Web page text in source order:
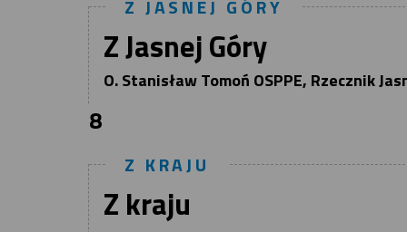
Z JASNEJ GÓRY
Z Jasnej Góry
O. Stanisław Tomoń OSPPE, Rzecznik
8
Z KRAJU
Z kraju